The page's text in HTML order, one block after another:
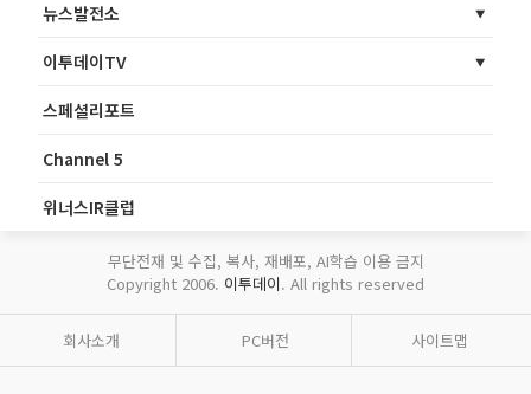
뉴스발전소
이투데이TV
스페셜리포트
Channel 5
위너스IR클럽
무단전재 및 수집, 복사, 재배포, AI학습 이용 금지
Copyright 2006. 이투데이. All rights reserved
회사소개 PC버전 사이트맵